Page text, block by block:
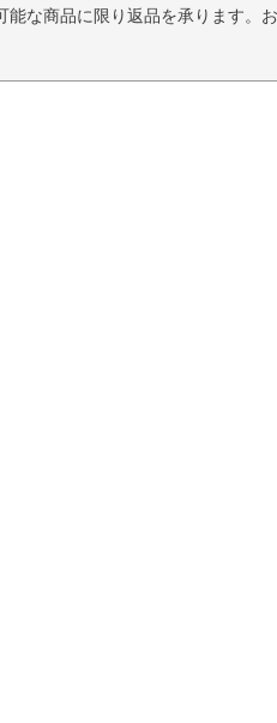
な商品に限り返品を承ります。